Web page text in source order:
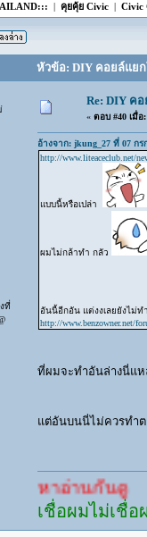
| คุยคุ้ย Civic| Civic
หัวข้อ: DIY คอยล์แยก
ที่
Re: DIY ค
« ตอบ #40 เมื่อ:
อ้างจาก: jkung_27 ที่ 07 กร
http://www.liteaceclub.net/
แบบนี้หรือเปล่า
ผมไม่กล้าทำ กลัว
อันนี้อีกอัน แต่งงเลยยังไม่ทำ
http://www.benzowner.net/
ที่ผมจะทำอันล่างนี่แห
แต่อันบนนี่ไม่ควรทำต
กันดู
เชื่อผมไม่เชื่